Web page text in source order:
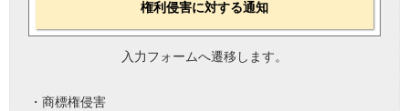
権利侵害に対する通知
入力フォームへ遷移します。
・商標権侵害